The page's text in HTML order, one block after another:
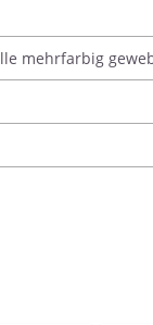
mehrfarbig